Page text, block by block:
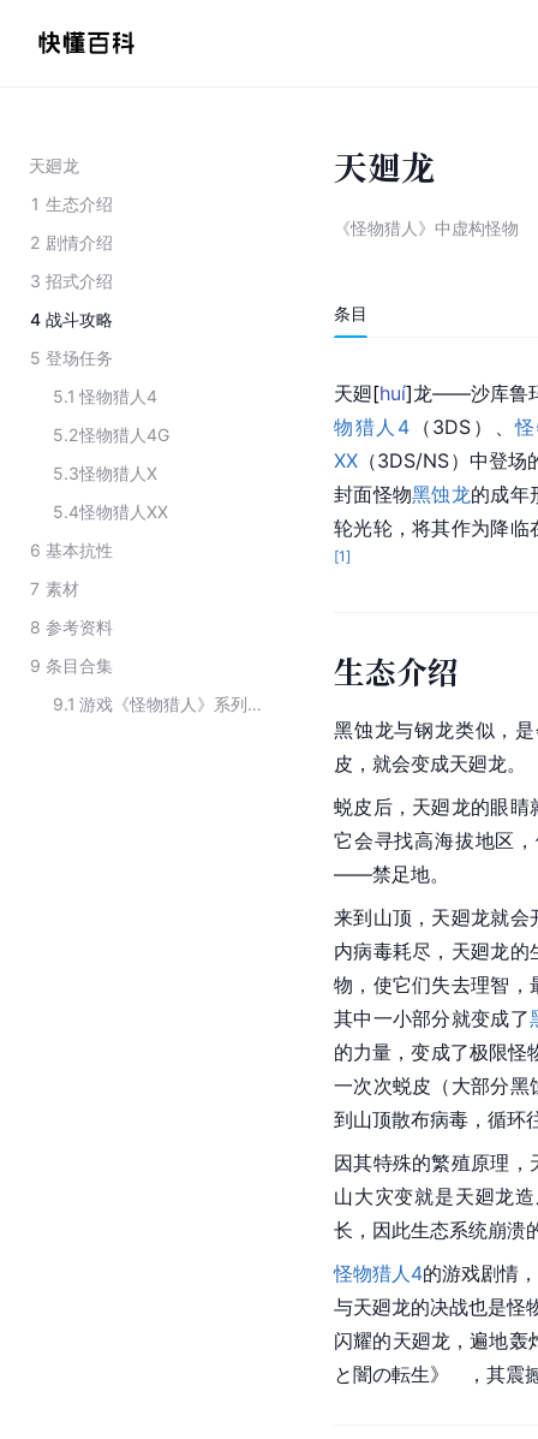
天廻龙
1 生态介绍
2 剧情介绍
3 招式介绍
4 战斗攻略
5 登场任务
5.1 怪物猎人4
5.2怪物猎人4G
5.3怪物猎人X
5.4怪物猎人XX
6 基本抗性
7 素材
8 参考资料
9 条目合集
9.1
游戏《怪物猎人》系列中古龙种的怪物
天廻龙
《怪物猎人》中虚构怪物
条目
天廻[huí]龙——沙库鲁
物猎人4（3DS）、
XX （3DS/NS）中登
封面怪物黑蚀龙的成年
轮光轮，将其作为降临
[1]
生态介绍
黑蚀龙与钢龙类似，
皮，就会变成天廻龙。
蜕皮后，天廻龙的眼睛
它会寻找高海拔地区
——禁足地。
来到山顶，天廻龙就会
内病毒耗尽，天廻龙
物，使它们失去理智，
其中一小部分就变成了
的力量，变成了极限怪
一次次蜕皮（大部分黑
到山顶散布病毒，循环
因其特殊的繁殖原理
山大灾变就是天廻龙
长，因此生态系统崩溃
怪物猎人4的游戏剧情
与天廻龙的决战也是怪
闪耀的天廻龙，遍地轰
と闇の転生》   ，其震